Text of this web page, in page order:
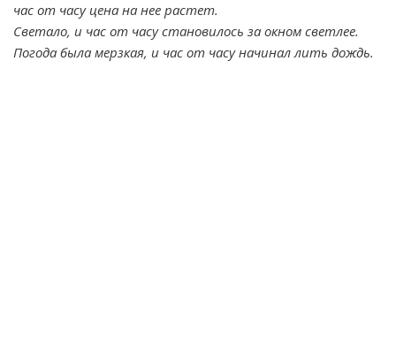
час от часу цена на нее растет.
Светало, и час от часу становилось за окном светлее.
Погода была мерзкая, и час от часу начинал лить дождь.